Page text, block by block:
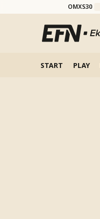
OMXS30
START PLAY